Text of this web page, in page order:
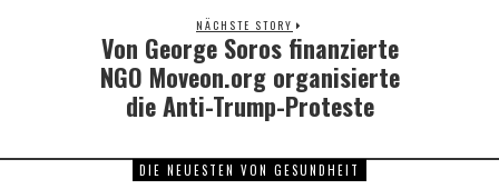
NÄCHSTE STORY
Next
post:
Von George Soros finanzierte
NGO Moveon.org organisierte
die Anti-Trump-Proteste
DIE NEUESTEN VON GESUNDHEIT